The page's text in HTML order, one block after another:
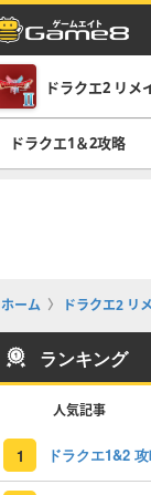
ドラクエ2 リメ
ドラクエ1＆2攻略
ホーム ドラクエ2 リ
ランキング
人気記事
1 ドラクエ1&2